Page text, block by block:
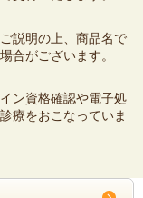
説明の上、商品名で
合がございます。
ン資格確認や電子処
療をおこなっていま